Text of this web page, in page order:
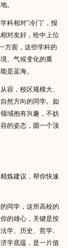
。
科相对”冷门”，报
对友好，给中上位
方面，这些学科的
、气候变化的重
是蓝海。
容，校区规模大、
然方向的同学。如
域抱有兴趣，不妨
的姿态，圆一个顶
炼建议，帮你快速
同学，这所高校的
的雄心，关键是按
学、历史、哲学、
学底蕴，是一片值